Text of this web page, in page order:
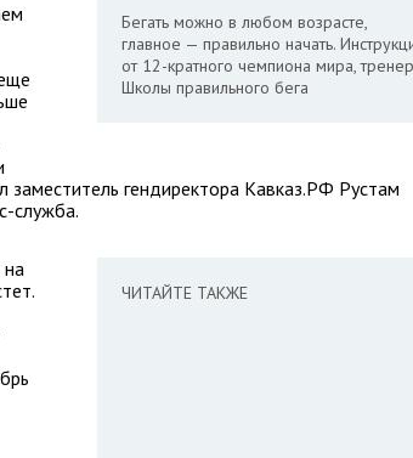
Бегать можно в любом возрасте,
главное — правильно начать.
от 12-кратного чемпиона мира,
Школы правильного бега
заместитель гендиректора Кавказ.РФ Рустам
служба.
ЧИТАЙТЕ ТАКЖЕ
на